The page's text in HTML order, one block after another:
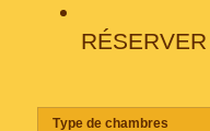
RÉSERVER
Тype de chambres